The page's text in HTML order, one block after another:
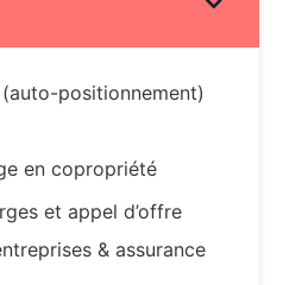
positionnement)
en copropriété
et appel d’offre
& assurance